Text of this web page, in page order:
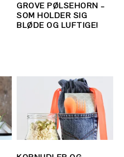
GROVE PØLSEHORN –
SOM HOLDER SIG
BLØDE OG LUFTIGE!